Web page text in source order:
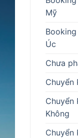
Mỹ
Úc
Chưa
Chuyển
Chuyển
Không
Chuyển